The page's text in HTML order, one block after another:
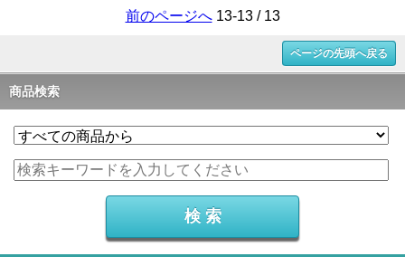
前のページへ13-13 / 13
ページの先頭へ戻る
商品検索